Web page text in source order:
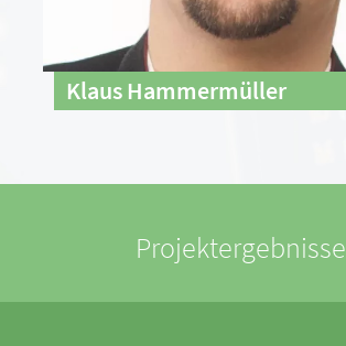
Klaus Hammermüller
Projektergebnisse